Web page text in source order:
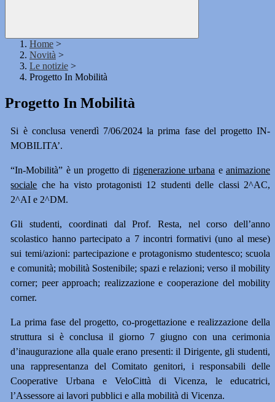
Home >
Novità >
Le notizie >
Progetto In Mobilità
Progetto In Mobilità
Si è conclusa venerdì 7/06/2024 la prima fase del progetto IN-
MOBILITA’.
“In-Mobilità” è un progetto di rigenerazione urbana eanimazione
sociale che ha visto protagonisti 12 studenti delle classi 2^AC,
2^AI e 2^DM.
Gli studenti, coordinati dal Prof. Resta, nel corso dell’anno
scolastico hanno partecipato a 7 incontri formativi (uno al mese)
sui temi/azioni: partecipazione e protagonismo studentesco;scuola
e comunità;mobilità Sostenibile; spazi e relazioni;verso il mobility
corner; peer approach; realizzazione e cooperazione del mobility
corner.
La prima fase del progetto, co-progettazione e realizzazione della
struttura si è conclusa il giorno 7 giugno con una cerimonia
d’inaugurazione alla quale erano presenti: il Dirigente, gli studenti,
una rappresentanza del Comitato genitori, i responsabili delle
Cooperative Urbana e VeloCittà di Vicenza, le educatrici,
l’Assessore ai lavori pubblici e alla mobilità di Vicenza.